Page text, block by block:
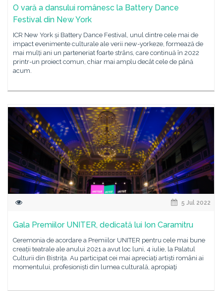
O vară a dansului românesc la Battery Dance
Festival din New York
ICR New York și Battery Dance Festival, unul dintre cele mai de
impact evenimente culturale ale verii new-yorkeze, formează de
mai mulți ani un parteneriat foarte strâns, care continuă în 2022
printr-un proiect comun, chiar mai amplu decât cele de până
acum.
5 Jul 2022
Gala Premiilor UNITER, dedicată lui Ion Caramitru
Ceremonia de acordare a Premiilor UNITER pentru cele mai bune
creații teatrale ale anului 2021 a avut loc luni, 4 iulie, la Palatul
Culturii din Bistrița. Au participat cei mai apreciați artiști români ai
momentului, profesioniști din lumea culturală, apropiaţi